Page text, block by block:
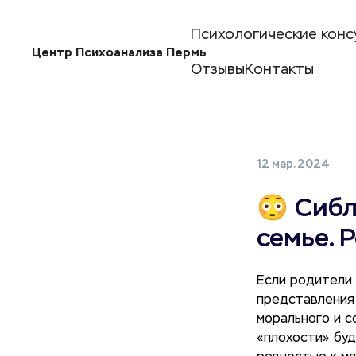
Центр Психоанализа Пермь
Психологические
ОтзывыКонтакты
12 мар. 2024
😳
семье.
Если
морального и
«плохости»